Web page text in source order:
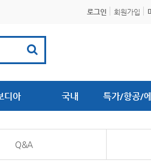
로그인 회원가입
디아 국내 특가/항공/
Q&A